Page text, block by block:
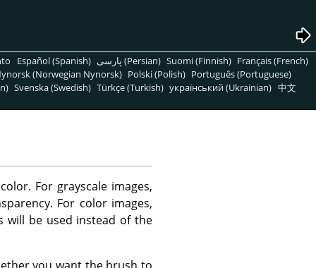
Español (Spanish) پارسی (Persian) Suomi (Finnish) Français (French)
(Norwegian Nynorsk) Polski (Polish) Português (Portuguese)
Svenska (Swedish) Türkçe (Turkish) український (Ukrainian) 中文
For grayscale images,
For color images,
will be used instead of the
you want the brush to